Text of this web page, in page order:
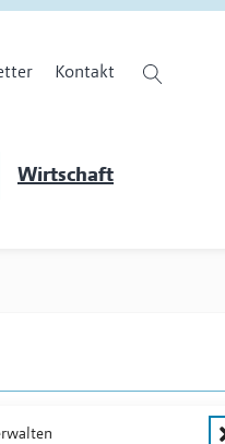
Kontakt
Wirtschaft